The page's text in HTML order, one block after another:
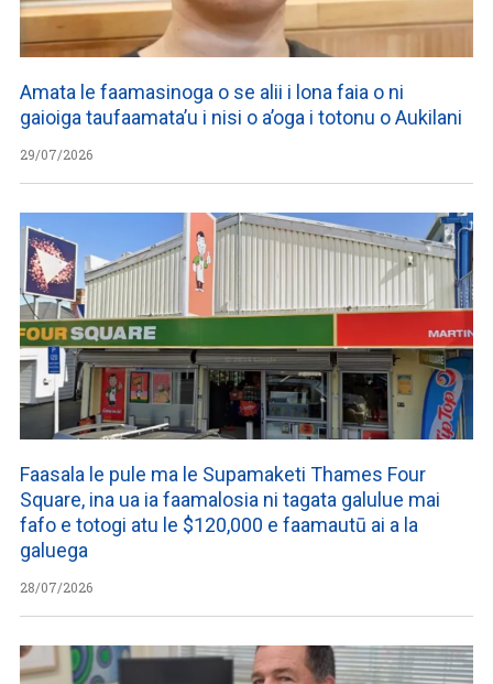
Amata le faamasinoga o se alii i lona faia o ni
gaioiga taufaamata’u i nisi o a’oga i totonu o Aukilani
29/07/2026
Faasala le pule ma le Supamaketi Thames Four
Square, ina ua ia faamalosia ni tagata galulue mai
fafo e totogi atu le $120,000 e faamautū ai a la
galuega
28/07/2026